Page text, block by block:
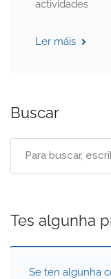
actividades
Ler máis
Buscar
Tes algunha
Se ten algunha